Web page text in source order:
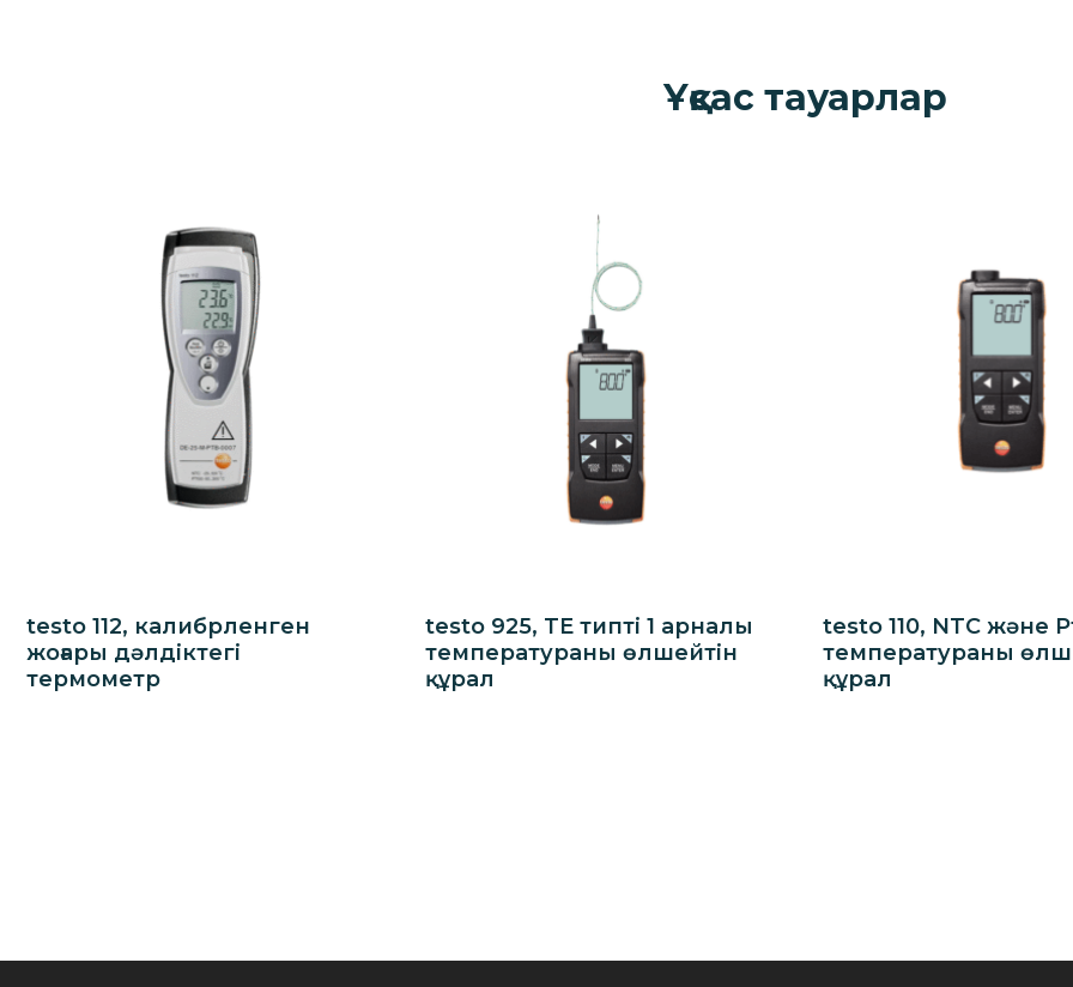
Ұқсас тауарлар
testo 112, калибрленген
жоғары дәлдіктегі
термометр
testo 925, TE типті 1 арналы
температураны өлшейтін
құрал
testo 110, NTC және
температураны
құрал